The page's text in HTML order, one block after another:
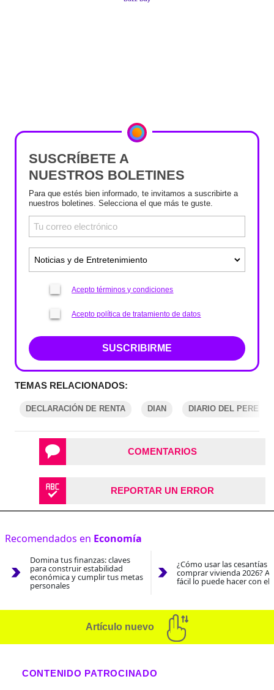
SUSCRÍBETE A
NUESTROS BOLETINES
Para que estés bien informado, te invitamos a suscribirte a
nuestros boletines. Selecciona el que más te guste.
Acepto términos y condiciones
Acepto política de tratamiento de datos
SUSCRIBIRME
TEMAS RELACIONADOS:
DECLARACIÓN DE RENTA DIAN DIARIO DEL PEREIRA
COMENTARIOS
REPORTAR UN ERROR
Recomendados en Economía
Domina tus finanzas: claves
para construir estabilidad
económica y cumplir tus metas
personales
¿Cómo usar las cesantías
comprar vivienda 2026?
fácil lo puede hacer con el
Artículo nuevo
CONTENIDO PATROCINADO